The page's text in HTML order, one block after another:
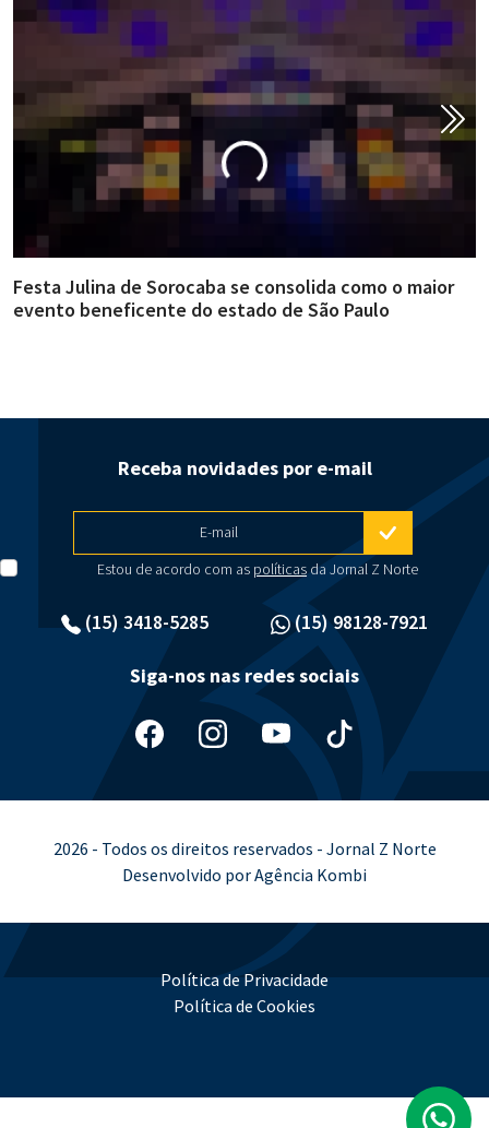
Festa Julina de Sorocaba se consolida como o maior
evento beneficente do estado de São Paulo
(15) 3418-5285 (15) 98128-7921
Receba novidades por e-mail
E-mail
Estou de acordo com as políticasda Jornal Z Norte
Siga-nos nas redes sociais
2026 - Todos os direitos reservados - Jornal Z Norte
Desenvolvido por Agência Kombi
Política de Privacidade
Política de Cookies